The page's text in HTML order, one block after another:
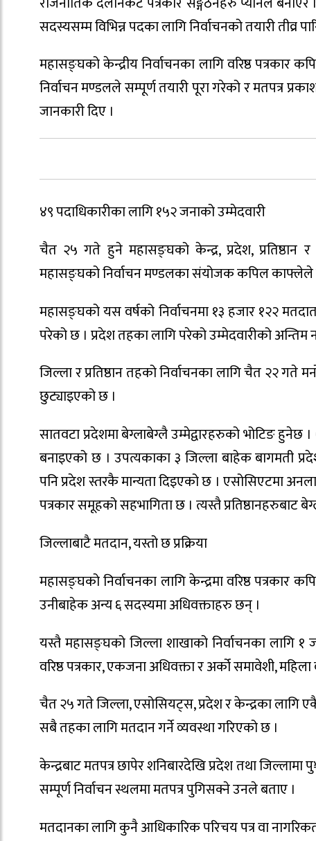
सदस्यसम्म विभिन्न पदका लागि निर्वाचनको तयारी तीव्र
महासङ्घको केन्द्रीय निर्वाचनका लागि वरिष्ठ
निर्वाचन मण्डलले सम्पूर्ण तयारी पूरा गरेको र मतपत्र
जानकारी दिए ।
४९ पदाधिकारीका लागि १५२ जनाको उम्मेदवारी
चैत २५ गते हुने महासङ्घको केन्द्र, प्रदेश, प्रतिष्ठान
महासङ्घको निर्वाचन मण्डलका संयोजक कपिल काफ्लेले
महासङ्घको यस वर्षको निर्वाचनमा १३ हजार १२२
परेको छ । प्रदेश तहका लागि परेको उम्मेदवारीको अन्तिम
जिल्ला र प्रतिष्ठान तहको निर्वाचनका लागि चैत २२ गते
छुट्याइएको छ ।
सातवटा प्रदेशमा बेग्लाबेग्लै उम्मेद्वारहरुको भोटिङ
बनाइएको छ । उपत्यकाका ३ जिल्ला बाहेक बागमती
पनि प्रदेश स्तरकै मान्यता दिइएको छ । एसोसिएटमा
पत्रकार समूहको सहभागिता छ । त्यस्तै प्रतिष्ठानहरुबाट
जिल्लाबाटै मतदान, यस्तो छ प्रक्रिया
महासङ्घको निर्वाचनका लागि केन्द्रमा वरिष्ठ
उनीबाहेक अन्य ६ सदस्यमा अधिवक्ताहरु छन् ।
यस्तै महासङ्घको जिल्ला शाखाको निर्वाचनका लागि
वरिष्ठ पत्रकार, एकजना अधिवक्ता र अर्को समावेशी,
चैत २५ गते जिल्ला, एसोसियट्स, प्रदेश र केन्द्रका लागि
सबै तहका लागि मतदान गर्ने व्यवस्था गरिएको छ ।
केन्द्रबाट मतपत्र छापेर शनिबारदेखि प्रदेश तथा
सम्पूर्ण निर्वाचन स्थलमा मतपत्र पुगिसक्ने उनले बताए ।
मतदानका लागि कुनै आधिकारिक परिचय पत्र वा